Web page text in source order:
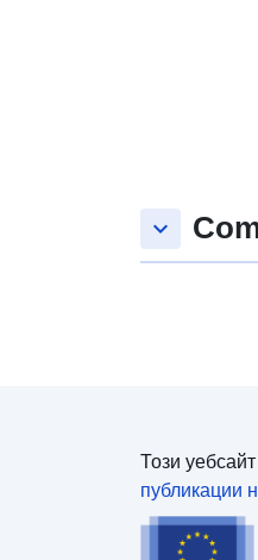
на планове
използва
keyboard_arrow_down
Този
публикации